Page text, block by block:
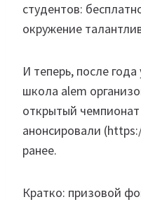
студентов:
окружение
И теперь, после
школа alem
открытый
анонсировали
ранее.
Кратко: призовой